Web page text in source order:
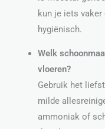
kun je iets
hygiënisch.
Welk
vloeren?
Gebruik het
milde
ammoniak of